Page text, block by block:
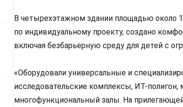
В четырехэтажном здании площадью около
по индивидуальному проекту, создано
включая безбарьерную среду для детей с
«Оборудовали универсальные и
исследовательские комплексы, ИТ-полигон,
многофункциональный залы. На